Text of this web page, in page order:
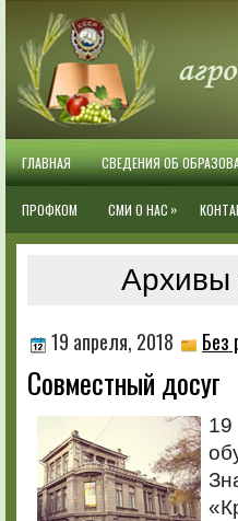
ГЛАВНАЯ СВЕДЕНИЯ ОБ
ПРОФКОМ СМИ О НАС »
Архивы
19 апреля, 2018 Без
Совместный досуг